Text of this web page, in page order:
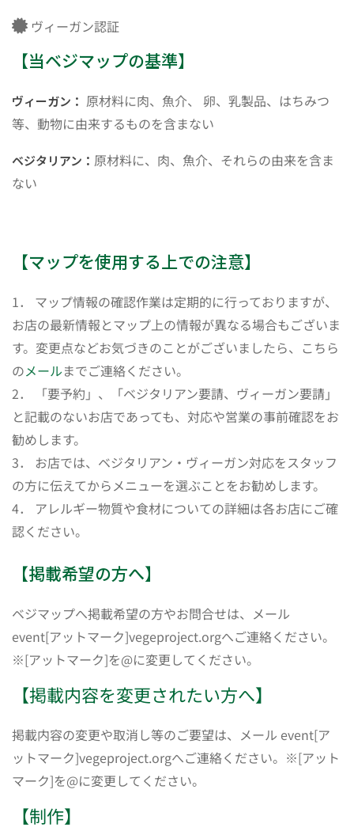
ヴィーガン認証
【当ベジマップの基準】
ヴィーガン： 原材料に肉、魚介、 卵、乳製品、はちみつ
等、動物に由来するものを含まない
ベジタリアン： 原材料に、肉、魚介、それらの由来を含ま
ない
【マップを使用する上での注意】
1． マップ情報の確認作業は定期的に行っておりますが、
お店の最新情報とマップ上の情報が異なる場合もございま
す。変更点などお気づきのことがございましたら、こちら
のメールまでご連絡ください。
2． 「要予約」、「ベジタリアン要請、ヴィーガン要請」
と記載のないお店であっても、対応や営業の事前確認をお
勧めします。
3． お店では、ベジタリアン・ヴィーガン対応をスタッフ
の方に伝えてからメニューを選ぶことをお勧めします。
4． アレルギー物質や食材についての詳細は各お店にご確
認ください。
【掲載希望の方へ】
ベジマップへ掲載希望の方やお問合せは、メール
event[アットマーク]vegeproject.orgへご連絡ください。
※[アットマーク]を@に変更してください。
【掲載内容を変更されたい方へ】
掲載内容の変更や取消し等のご要望は、メール event[ア
ットマーク]vegeproject.orgへご連絡ください。※[アット
マーク]を@に変更してください。
【制作】